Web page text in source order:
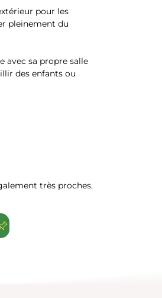
pour les
pleinement du
avec sa propre salle
des enfants ou
très proches.